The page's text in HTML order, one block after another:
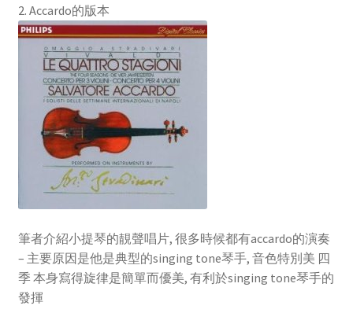
2. Accardo的版本
筆者介紹小提琴的靚聲唱片, 很多時候都有accardo的演奏
– 主要原因是他是典型的singing tone琴手, 音色特別美 四
季 本身寫得旋律是簡單而優美, 有利於singing tone琴手的
發揮